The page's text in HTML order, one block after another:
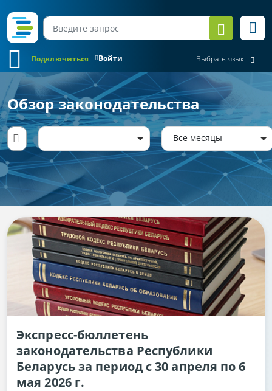
Войти
Подключиться Выбрать язык
Обзор законодательства
Все месяцы
Экспресс-бюллетень
законодательства Республики
Беларусь за период с 30 апреля по 6
мая 2026 г.